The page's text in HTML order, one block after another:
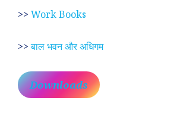
>> Work Books
>>बाल भवन और अधिगम
Downloads